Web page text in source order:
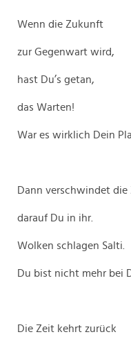
Wenn die Zukunft
zur Gegenwart wird,
hast Du’s getan,
das Warten!
War es wirklich Dein
Dann verschwindet die
darauf Du in ihr.
Wolken schlagen Salti.
Du bist nicht mehr bei
Die Zeit kehrt zurück